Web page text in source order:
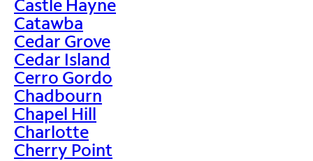
Castle Hayne
Catawba
Cedar Grove
Cedar Island
Cerro Gordo
Chadbourn
Chapel Hill
Charlotte
Cherry Point